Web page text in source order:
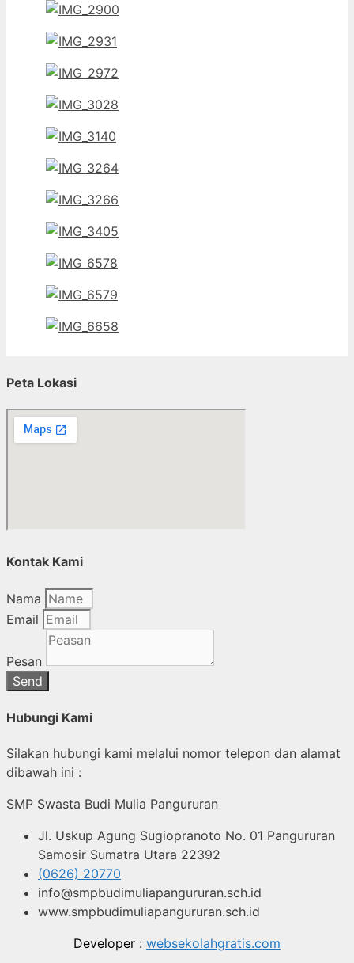
Peta Lokasi
Kontak Kami
Nama
Email
Pesan
Send
Hubungi Kami
Silakan hubungi kami melalui nomor telepon dan alamat
dibawah ini :
SMP Swasta Budi Mulia Pangururan
Jl. Uskup Agung Sugiopranoto No. 01 Pangururan
Samosir Sumatra Utara 22392
(0626) 20770
info@smpbudimuliapangururan.sch.id
www.smpbudimuliapangururan.sch.id
Developer : websekolahgratis.com